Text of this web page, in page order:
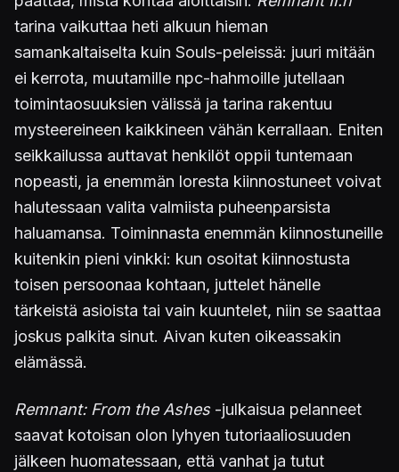
tarina vaikuttaa heti alkuun hieman
samankaltaiselta kuin Souls-peleissä: juuri mitään
ei kerrota, muutamille npc-hahmoille jutellaan
toimintaosuuksien välissä ja tarina rakentuu
mysteereineen kaikkineen vähän kerrallaan. Eniten
seikkailussa auttavat henkilöt oppii tuntemaan
nopeasti, ja enemmän loresta kiinnostuneet voivat
halutessaan valita valmiista puheenparsista
haluamansa. Toiminnasta enemmän kiinnostuneille
kuitenkin pieni vinkki: kun osoitat kiinnostusta
toisen persoonaa kohtaan, juttelet hänelle
tärkeistä asioista tai vain kuuntelet, niin se saattaa
joskus palkita sinut. Aivan kuten oikeassakin
elämässä.
Remnant: From the Ashes-julkaisua pelanneet
saavat kotoisan olon lyhyen tutoriaaliosuuden
jälkeen huomatessaan, että vanhat ja tutut